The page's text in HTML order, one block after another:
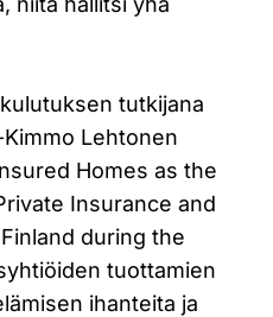
tutkijana
Lehtonen
Homes as the
Insurance and
during the
tuottamien
ihanteita ja